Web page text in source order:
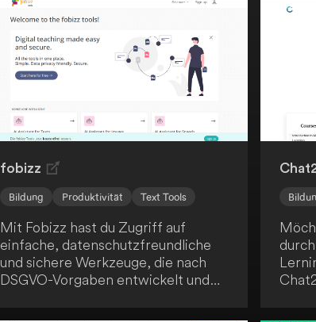
Produktinhalte zu erstellen - auch
wenn sich dein Produkt schnell
weiterentwickelt. Fördere das
Verständnis deiner Nutzer, steigere
die Kundenzufriedenheit und
unterstütze die Produktnutzung.
fobizz
Bildung Produktivität Text Tools
Mit Fobizz hast du Zugriff auf
einfache, datenschutzfreundliche
und sichere Werkzeuge, die nach
DSGVO-Vorgaben entwickelt und